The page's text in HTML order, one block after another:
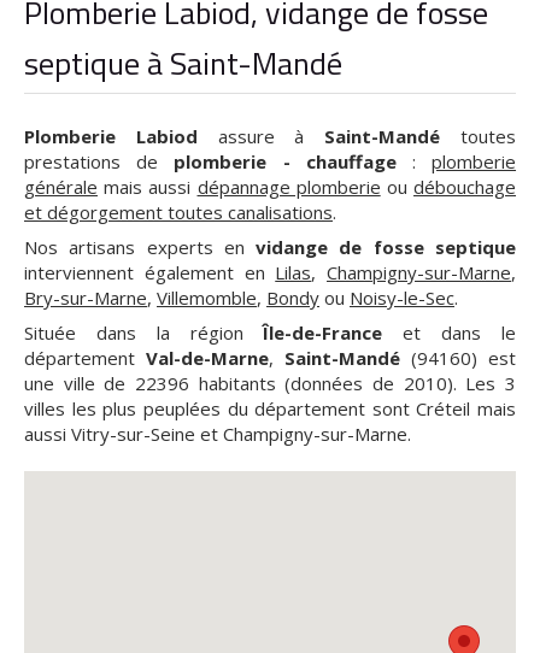
Plomberie Labiod, vidange de fosse
septique à Saint-Mandé
Plomberie Labiod assure à Saint-Mandé toutes
prestations de plomberie - chauffage:plomberie
générale mais aussi dépannage plomberie oudébouchage
et dégorgement toutes canalisations.
Nos artisans experts envidange de fosse septique
interviennent également en Lilas, Champigny-sur-Marne,
Bry-sur-Marne, Villemomble, Bondy ou Noisy-le-Sec.
Située dans la régionÎle-de-France et dans le
département Val-de-Marne, Saint-Mandé (94160) est
une ville de 22396 habitants (données de 2010). Les 3
villes les plus peuplées du département sont Créteil mais
aussi Vitry-sur-Seine et Champigny-sur-Marne.